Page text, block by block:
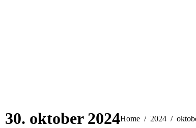
30. oktober 2024You are here:
Home 2024